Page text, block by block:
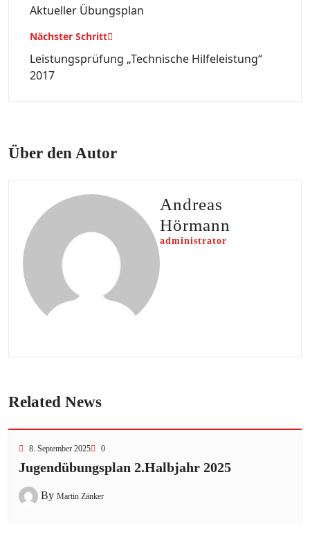
Aktueller Übungsplan
Nächster Schritt
Leistungsprüfung „Technische Hilfeleistung“
2017
Über den Autor
Andreas
Hörmann
administrator
Related News
8. September 2025 0
Jugendübungsplan 2.Halbjahr 2025
By Martin Zänker